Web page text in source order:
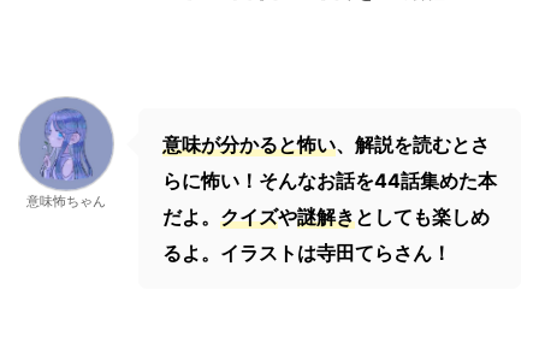
意味怖ちゃん
意味が分かると怖い、解説を読むとさ
らに怖い！そんなお話を44話集めた本
だよ。 クイズや謎解きとしても楽しめ
るよ。イラストは寺田てらさん！